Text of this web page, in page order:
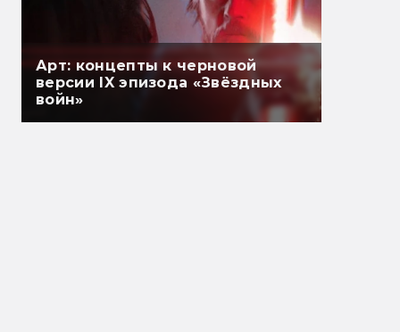
Арт: концепты к черновой
версии IX эпизода «Звёздных
войн»